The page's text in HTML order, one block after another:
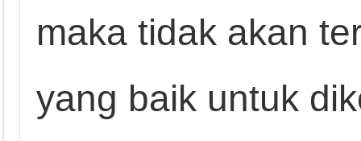
maka tidak akan
yang baik untuk